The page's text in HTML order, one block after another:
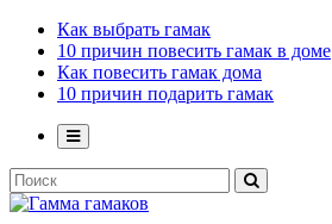
Как выбрать гамак
10 причин повесить гамак в доме
Как повесить гамак дома
10 причин подарить гамак